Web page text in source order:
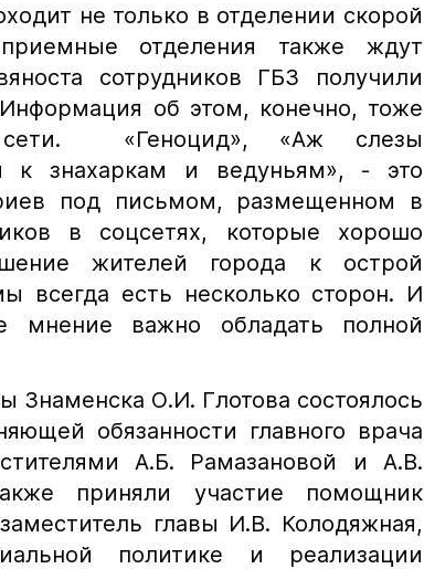
не только в отделении скорой
отделения также ждут
сотрудников ГБЗ получили
об этом, конечно, тоже
сети. «Геноцид», «Аж слезы
к знахаркам и ведуньям», - это
под письмом, размещенном в
в соцсетях, которые хорошо
жителей города к острой
всегда есть несколько сторон. И
мнение важно обладать полной
Знаменска О.И. Глотова состоялось
обязанности главного врача
А.Б. Рамазановой и А.В.
приняли участие помощник
главы И.В. Колодяжная,
политике и реализации